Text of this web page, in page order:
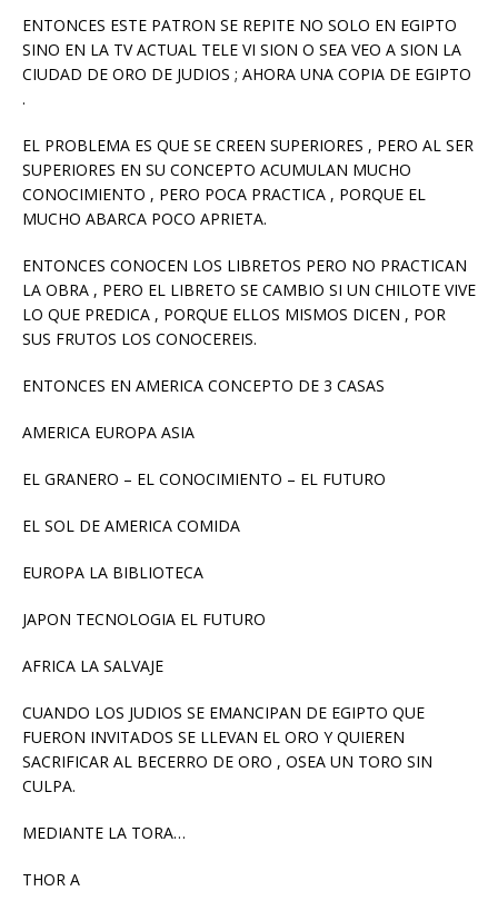
ENTONCES ESTE PATRON SE REPITE NO SOLO EN EGIPTO
SINO EN LA TV ACTUAL TELE VI SION O SEA VEO A SION LA
CIUDAD DE ORO DE JUDIOS ; AHORA UNA COPIA DE EGIPTO
.
EL PROBLEMA ES QUE SE CREEN SUPERIORES , PERO AL SER
SUPERIORES EN SU CONCEPTO ACUMULAN MUCHO
CONOCIMIENTO , PERO POCA PRACTICA , PORQUE EL
MUCHO ABARCA POCO APRIETA.
ENTONCES CONOCEN LOS LIBRETOS PERO NO PRACTICAN
LA OBRA , PERO EL LIBRETO SE CAMBIO SI UN CHILOTE VIVE
LO QUE PREDICA , PORQUE ELLOS MISMOS DICEN , POR
SUS FRUTOS LOS CONOCEREIS.
ENTONCES EN AMERICA CONCEPTO DE 3 CASAS
AMERICA EUROPA ASIA
EL GRANERO – EL CONOCIMIENTO – EL FUTURO
EL SOL DE AMERICA COMIDA
EUROPA LA BIBLIOTECA
JAPON TECNOLOGIA EL FUTURO
AFRICA LA SALVAJE
CUANDO LOS JUDIOS SE EMANCIPAN DE EGIPTO QUE
FUERON INVITADOS SE LLEVAN EL ORO Y QUIEREN
SACRIFICAR AL BECERRO DE ORO , OSEA UN TORO SIN
CULPA.
MEDIANTE LA TORA…
THOR A